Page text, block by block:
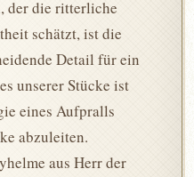
der die ritterliche
schätzt, ist die
Detail für ein
unserer Stücke ist
eines Aufpralls
abzuleiten.
aus Herr der